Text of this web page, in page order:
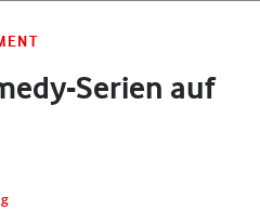
Serien auf